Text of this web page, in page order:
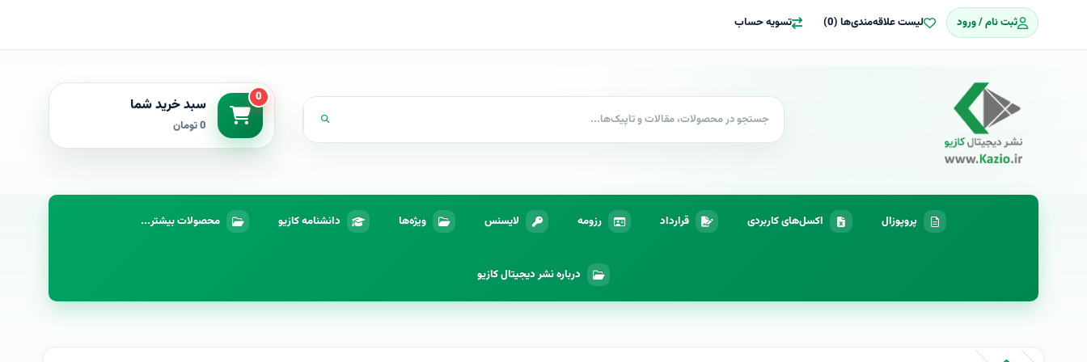
ثبت نام / ورود لیست علاقه‌مندی‌ها (0) تسویه حساب
0 سبد خرید شما
0 تومان
پروپوزال اکسل‌های کاربردی قرارداد رزومه لایسنس ویژه‌ها دانشنامه کازیو محصولات بیشتر...
درباره نشر دیجیتال کازیو